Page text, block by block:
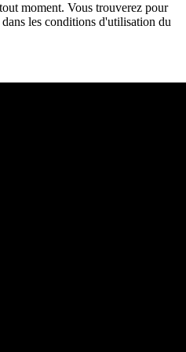
moment. Vous trouverez pour
les conditions d'utilisation du